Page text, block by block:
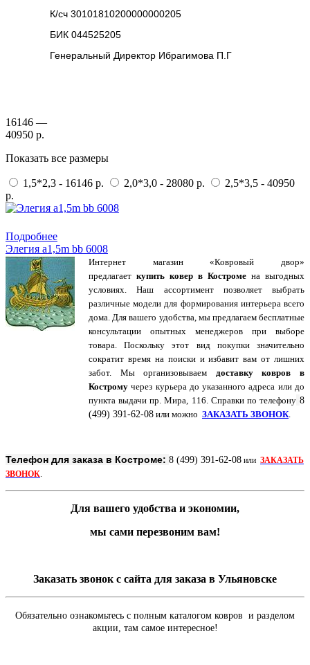
К/сч 30101810200000000205
БИК 044525205
Генеральный Директор Ибрагимова П.Г
16146 —
40950 р.
Показать все размеры
1,5*2,3 - 16146 р. 2,0*3,0 - 28080 р.
2,5*3,5 - 40950
р.
Подробнее
Элегия a1,5m bb 6008
Интернет магазин «Ковровый двор»
предлагает купить ковер в Костроме на выгодных
условиях. Наш ассортимент позволяет выбрать
различные модели для формирования интерьера всего
дома. Для вашего удобства, мы предлагаем бесплатные
консультации опытных менеджеров при выборе
товара. Поскольку этот вид покупки значительно
сократит время на поиски и избавит вам от лишних
забот. Мы организовываем доставку ковров в
Кострому через курьера до указанного адреса или до
пункта выдачи пр. Мира, 116. Справки по телефону 8
(499) 391-62-08 или можно ЗАКАЗАТЬ ЗВОНОК
Телефон для заказа в Костроме: 8 (499) 391-62-08 или ЗАКАЗАТЬ
ЗВОНОК.
Для вашего удобства и экономии,
мы сами перезвоним вам!
Заказать звонок с сайта для заказа в Ульяновске
Обязательно ознакомьтесь с полным каталогом ковров и разделом
акции, там самое интересное!